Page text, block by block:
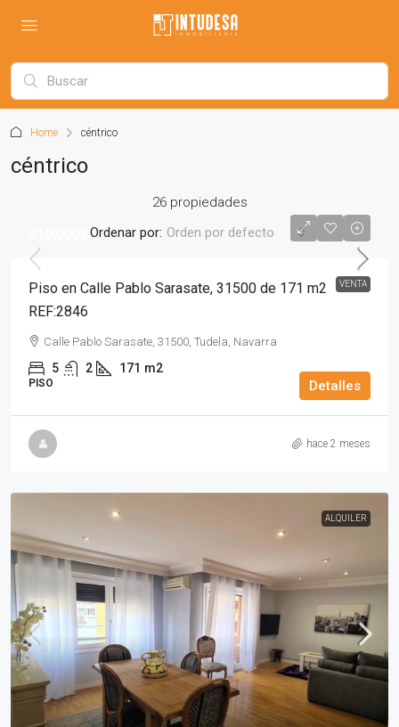
Home céntrico
céntrico
26 propiedades
Ordenar por: Orden por defecto
VENTA
Piso en Calle Pablo Sarasate, 31500 de 171 m2
REF:2846
Calle Pablo Sarasate, 31500, Tudela, Navarra
5 2 171 m2
PISO Detalles
hace 2 meses
ALQUILER